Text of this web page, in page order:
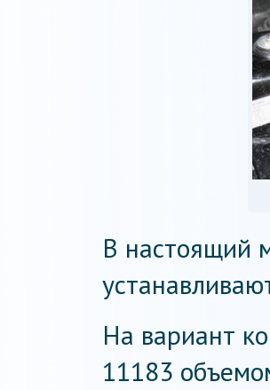
В настоящий
На вариант
11183